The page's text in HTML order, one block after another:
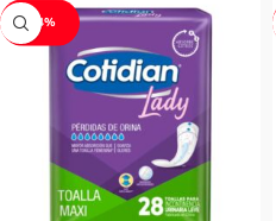
-14%